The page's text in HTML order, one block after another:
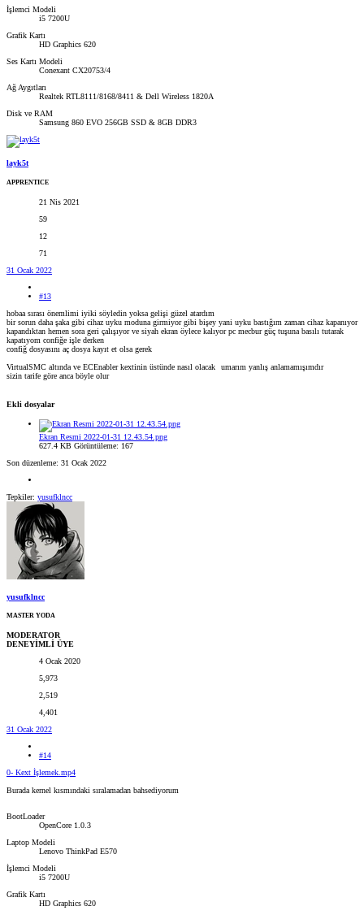
İşlemci Modeli
i5 7200U
Grafik Kartı
HD Graphics 620
Ses Kartı Modeli
Conexant CX20753/4
Ağ Aygıtları
Realtek RTL8111/8168/8411 & Dell Wireless 1820A
Disk ve RAM
Samsung 860 EVO 256GB SSD & 8GB DDR3
layk5t
APPRENTICE
21 Nis 2021
59
12
71
31 Ocak 2022
#13
hobaa sırası önemlimi iyiki söyledin yoksa gelişi güzel atardım
bir sorun daha şaka gibi cihaz uyku moduna girmiyor gibi bişey yani uyku bastığım zaman cihaz kapanıyor
kapandıktan hemen sora geri çalışıyor ve siyah ekran öylece kalıyor pc mecbur güç tuşuna basılı tutarak
kapatıyom confiğe işle derken
confiğ dosyasını aç dosya kayıt et olsa gerek
VirtualSMC altında ve ECEnabler kextinin üstünde nasıl olacak
umarım yanlış anlamamışımdır
sizin tarife göre anca böyle olur
Ekli dosyalar
Ekran Resmi 2022-01-31 12.43.54.png
627.4 KB Görüntüleme: 167
Son düzenleme: 31 Ocak 2022
Tepkiler: yusufklncc
yusufklncc
MASTER YODA
MODERATOR
DENEYİMLİ ÜYE
4 Ocak 2020
5,973
2,519
4,401
31 Ocak 2022
#14
0- Kext İşlemek.mp4
Burada kernel kısmındaki sıralamadan bahsediyorum
BootLoader
OpenCore 1.0.3
Laptop Modeli
Lenovo ThinkPad E570
İşlemci Modeli
i5 7200U
Grafik Kartı
HD Graphics 620